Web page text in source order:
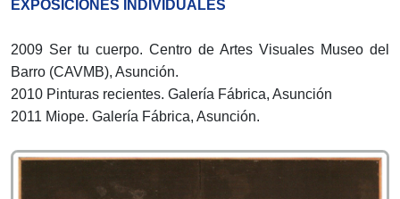
EXPOSICIONES INDIVIDUALES
2009 Ser tu cuerpo. Centro de Artes Visuales Museo del
Barro (CAVMB), Asunción.
2010 Pinturas recientes. Galería Fábrica, Asunción
2011 Miope. Galería Fábrica, Asunción.